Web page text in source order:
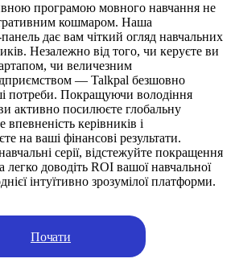
програмою мовного навчання не
кошмаром. Наша
панель дає вам чіткий огляд навчальних
Незалежно від того, чи керуєте ви
чи величезним
— Talkpal безшовно
потреби. Покращуючи володіння
активно посилюєте глобальну
керівників і
на ваші фінансові результати.
серії, відстежуйте покращення
легко доводіть ROI вашої навчальної
інтуїтивно зрозумілої платформи.
Почати